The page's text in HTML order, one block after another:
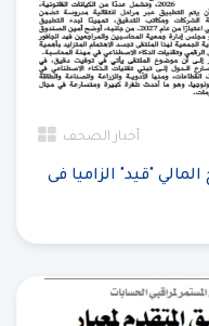
أخبار الصحف
"قيد" الزاميا فى